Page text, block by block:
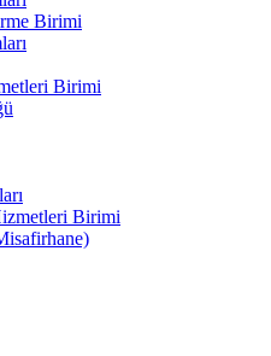
Birimi
Birimi
Birimi